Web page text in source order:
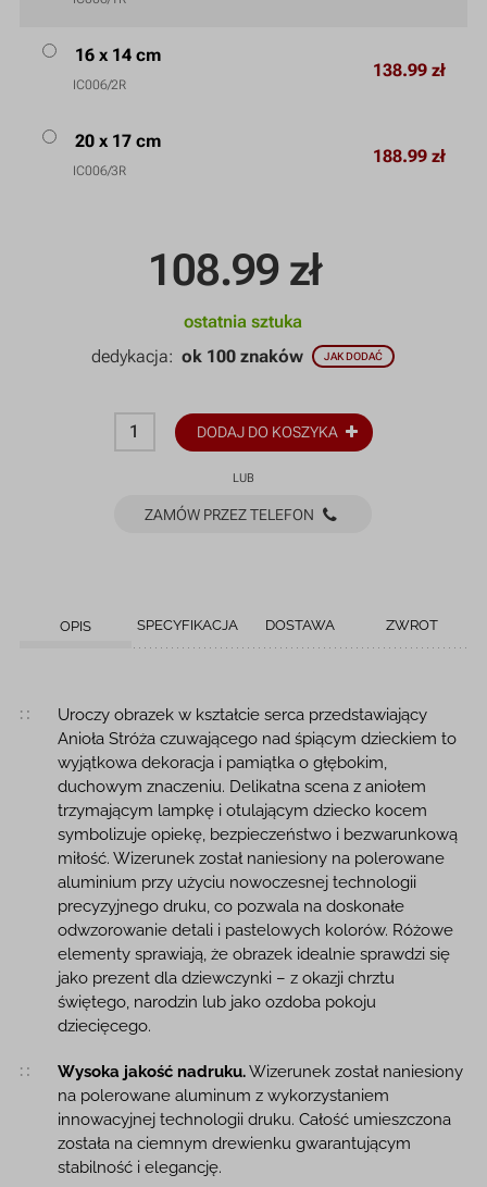
108.99 zł
ostatnia sztuka
dedykacja:ok 100 znaków JAK DODAĆ
DODAJ DO KOSZYKA
LUB
ZAMÓW PRZEZ TELEFON
16 x 14 cm
IC006/2R
138.99 zł
20 x 17 cm
IC006/3R
188.99 zł
OPIS SPECYFIKACJA DOSTAWA ZWROT
Opis produktu
Uroczy obrazek w kształcie serca przedstawiający
Anioła Stróża czuwającego nad śpiącym dzieckiem to
wyjątkowa dekoracja i pamiątka o głębokim,
duchowym znaczeniu. Delikatna scena z aniołem
trzymającym lampkę i otulającym dziecko kocem
symbolizuje opiekę, bezpieczeństwo i bezwarunkową
miłość. Wizerunek został naniesiony na polerowane
aluminium przy użyciu nowoczesnej technologii
precyzyjnego druku, co pozwala na doskonałe
odwzorowanie detali i pastelowych kolorów. Różowe
elementy sprawiają, że obrazek idealnie sprawdzi się
jako prezent dla dziewczynki – z okazji chrztu
świętego, narodzin lub jako ozdoba pokoju
dziecięcego.
Wysoka jakość nadruku.Wizerunek został naniesiony
na polerowane aluminum z wykorzystaniem
innowacyjnej technologii druku. Całość umieszczona
została na ciemnym drewienku gwarantującym
stabilność i elegancję.